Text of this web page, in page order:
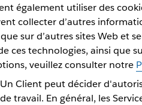
également utiliser des
collecter d’autres
sur d’autres sites Web et
ces technologies, ainsi que
veuillez consulter notre
Client peut décider
travail. En général, les